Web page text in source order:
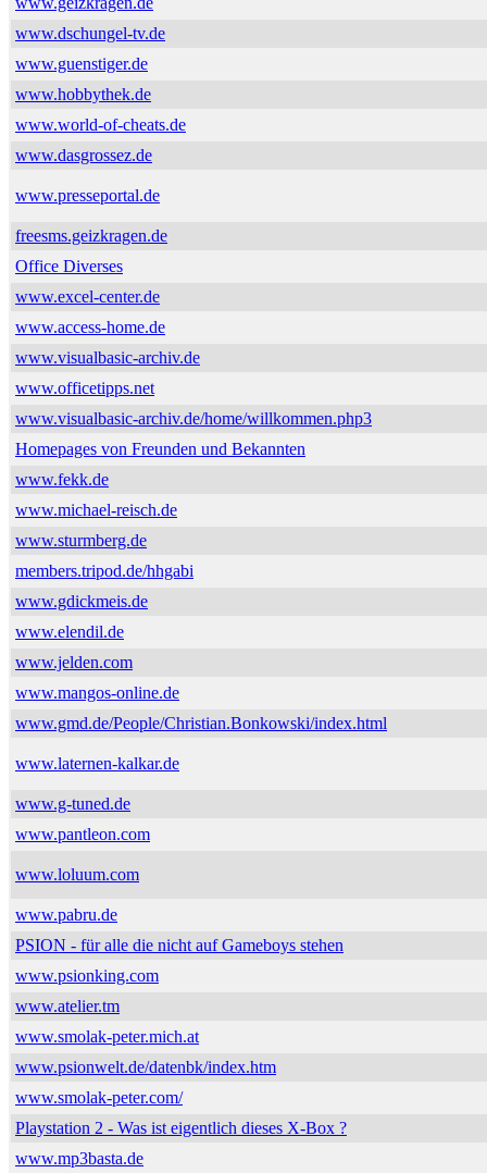
www.dschungel-tv.de
www.guenstiger.de
www.hobbythek.de
www.world-of-cheats.de
www.dasgrossez.de
www.presseportal.de
freesms.geizkragen.de
Office Diverses
www.excel-center.de
www.access-home.de
www.visualbasic-archiv.de
www.officetipps.net
www.visualbasic-archiv.de/home/willkommen.php3
Homepages von Freunden und Bekannten
www.fekk.de
www.michael-reisch.de
www.sturmberg.de
members.tripod.de/hhgabi
www.gdickmeis.de
www.elendil.de
www.jelden.com
www.mangos-online.de
www.gmd.de/People/Christian.Bonkowski/index.html
www.laternen-kalkar.de
www.g-tuned.de
www.pantleon.com
www.loluum.com
www.pabru.de
PSION - für alle die nicht auf Gameboys stehen
www.psionking.com
www.atelier.tm
www.smolak-peter.mich.at
www.psionwelt.de/datenbk/index.htm
www.smolak-peter.com/
Playstation 2 - Was ist eigentlich dieses X-Box ?
www.mp3basta.de